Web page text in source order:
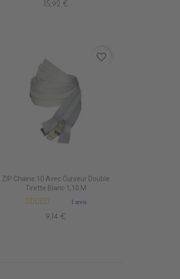
15,92 €
ZIP Chaine 10 Avec Curseur Double
Tirette Blanc 1,10 M
1 avis
9,14 €
favorite_border